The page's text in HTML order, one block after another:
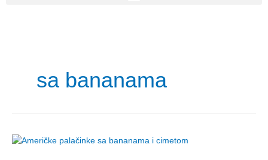
sa bananama
Američke